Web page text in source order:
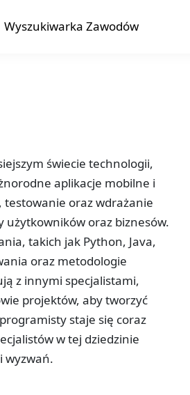
Wyszukiwarka Zawodów
świecie technologii,
aplikacje mobilne i
oraz wdrażanie
oraz biznesów.
takich jak Python, Java,
oraz metodologie
z innymi specjalistami,
projektów, aby tworzyć
staje się coraz
w tej dziedzinie
wyzwań.